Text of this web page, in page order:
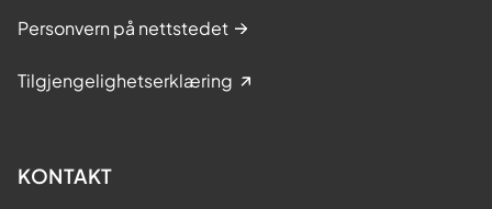
Personvern på nettstedet
Tilgjengelighetserklæring
KONTAKT